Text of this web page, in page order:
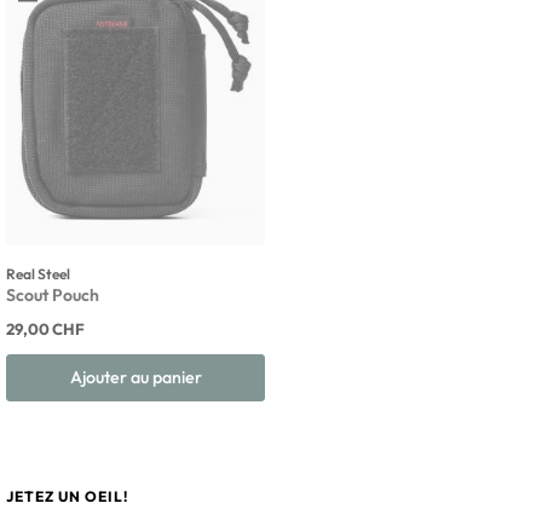
Real Steel
Scout Pouch
29,00 CHF
Ajouter au panier
JETEZ UN OEIL!